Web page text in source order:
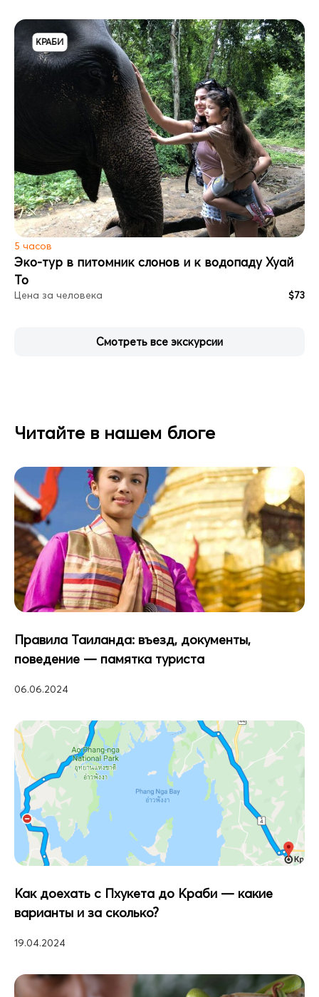
КРАБИ
5 часов
Эко-тур в питомник слонов и к водопаду Хуай
То
Цена за человека $73
Смотреть все экскурсии
Читайте в нашем блоге
Правила Таиланда: въезд, документы,
поведение — памятка туриста
06.06.2024
Как доехать с Пхукета до Краби — какие
варианты и за сколько?
19.04.2024